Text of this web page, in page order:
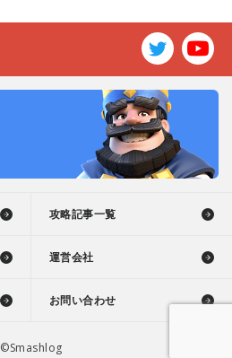
攻略記事一覧
運営会社
お問い合わせ
©Smashlog